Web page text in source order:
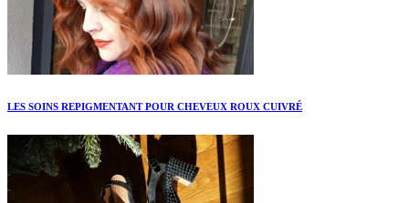
LES SOINS REPIGMENTANT POUR CHEVEUX ROUX CUIVRÉ